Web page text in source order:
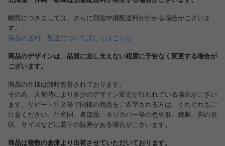
離島につきましては、さらに別途中継配送料がかかる場合がございま
す。
商品の送料、配送について詳しくはこちら
商品のデザインは、品質に差し支えない程度に予告なく変更する場合が
ございます。
商品の仕様は随時改善されております。
その為、入荷時により多少のデザイン変更が行われている場合がござい
ます。リピート注文等で同様の商品をご希望される方は、くれぐれもご
注意ください。生産国、各部品、ネジカバー等の色や形、縫製、脚の形
状、サイズなどに若干の誤差がある場合がございます。
商品は複数の倉庫より出荷させていただいております。